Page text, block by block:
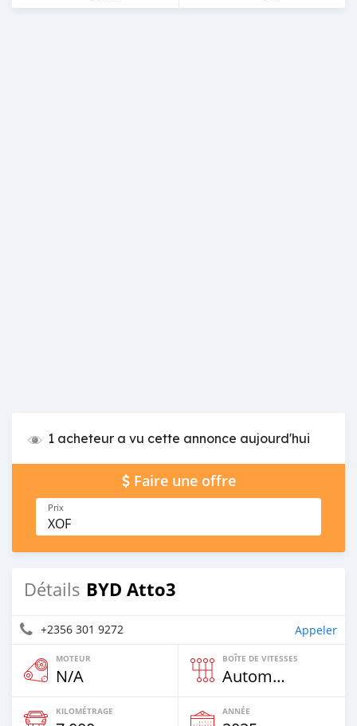
1 acheteur a vu cette annonce aujourd'hui
Faire une offre
Prix
XOF
Détails BYD Atto3
+2356 301 9272 Appeler
MOTEUR
N/A
BOÎTE DE VITESSES
Automatique
KILOMÉTRAGE ANNÉE